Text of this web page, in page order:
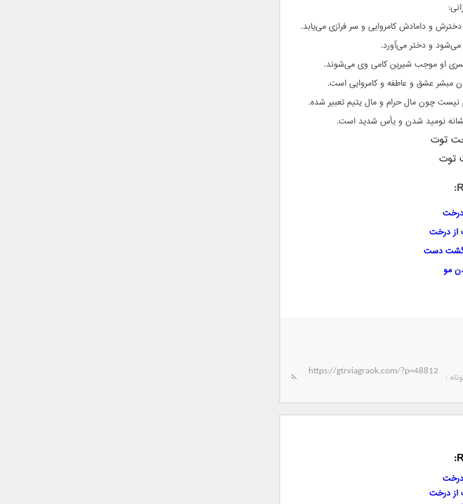
و دامادش کامروایی و سر فرازی می‌یابد.
می‌شود و دختر می‌آورد.
او موجب شیرین کامی وی می‌شوند.
مبشر عشق و عاطفه و کامروایی است.
چون مال حرام و مال یتیم تعبیر شده.
نومید شدن و یأس شدید است.
توت
توت
از درخت
دست
مو
:
از درخت